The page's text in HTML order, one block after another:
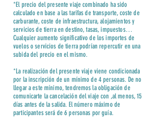
*El precio del presente viaje combinado ha sido
calculado en base a las tarifas de transporte, coste de
carburante, coste de infraestructura, alojamientos y
servicios de tierra en destino, tasas, impuestos…
Cualquier aumento significativo de los importes de
vuelos o servicios de tierra podrían repercutir en una
subida del precio en el mismo.
*La realización del presente viaje viene condicionada
por la inscripción de un mínimo de 4 personas. De no
llegar a este mínimo, tendremos la obligación de
comunicarte la cancelación del viaje con ,al menos, 15
días antes de la salida. El número máximo de
participantes será de 6 personas por guía.